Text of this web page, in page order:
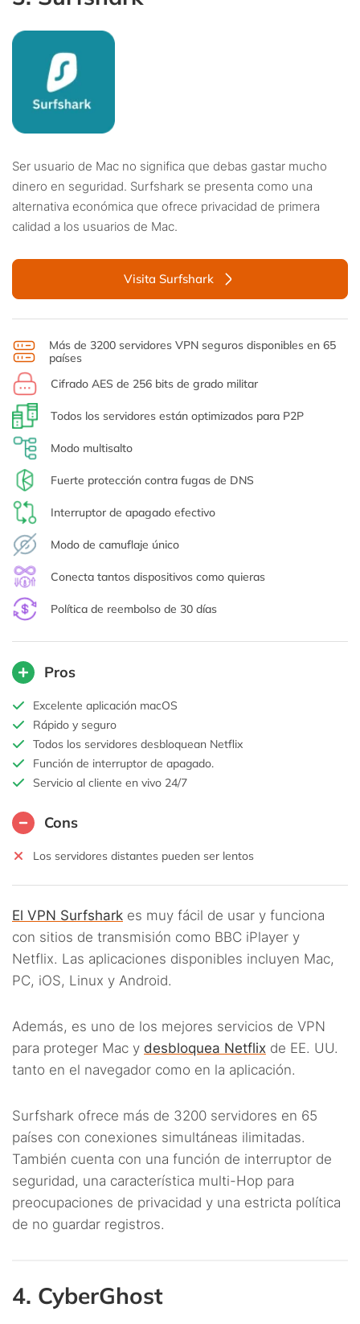
Ser usuario de Mac no significa que debas gastar mucho
dinero en seguridad. Surfshark se presenta como una
alternativa económica que ofrece privacidad de primera
calidad a los usuarios de Mac.
Visita Surfshark
Más de 3200 servidores VPN seguros disponibles en 65
países
Cifrado AES de 256 bits de grado militar
Todos los servidores están optimizados para P2P
Modo multisalto
Fuerte protección contra fugas de DNS
Interruptor de apagado efectivo
Modo de camuflaje único
Conecta tantos dispositivos como quieras
Política de reembolso de 30 días
Pros
Excelente aplicación macOS
Rápido y seguro
Todos los servidores desbloquean Netflix
Función de interruptor de apagado.
Servicio al cliente en vivo 24/7
Cons
Los servidores distantes pueden ser lentos
El VPN Surfshark es muy fácil de usar y funciona
con sitios de transmisión como BBC iPlayer y
Netflix. Las aplicaciones disponibles incluyen Mac,
PC, iOS, Linux y Android.
Además, es uno de los mejores servicios de VPN
para proteger Mac y desbloquea Netflix de EE. UU.
tanto en el navegador como en la aplicación.
Surfshark ofrece más de 3200 servidores en 65
países con conexiones simultáneas ilimitadas.
También cuenta con una función de interruptor de
seguridad, una característica multi-Hop para
preocupaciones de privacidad y una estricta política
de no guardar registros.
4. CyberGhost